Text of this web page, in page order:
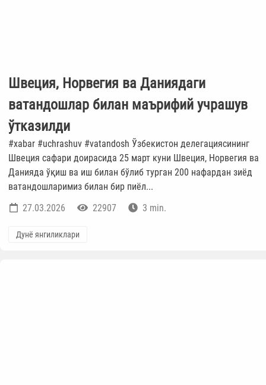
Швеция, Норвегия ва Даниядаги
ватандошлар билан маърифий учрашув
ўтказилди
#xabar #uchrashuv #vatandosh Ўзбекистон делегациясининг
Швеция сафари доирасида 25 март куни Швеция, Норвегия ва
Данияда ўқиш ва иш билан бўлиб турган 200 нафардан зиёд
ватандошларимиз билан бир пиёл...
27.03.2026
22907 3 min.
Дунё янгиликлари